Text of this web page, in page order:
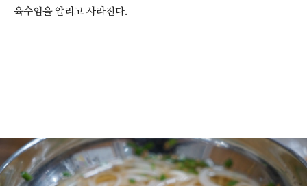
육수임을 알리고 사라진다.